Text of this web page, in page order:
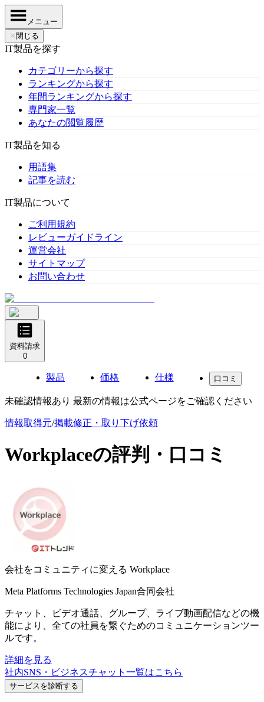
メニュー
✕ 閉じる
IT製品を探す
カテゴリーから探す
ランキングから探す
年間ランキングから探す
専門家一覧
あなたの閲覧履歴
IT製品を知る
用語集
記事を読む
IT製品について
ご利用規約
レビューガイドライン
運営会社
サイトマップ
お問い合わせ
資料請求
0
製品 価格 仕様 口コミ
未確認情報あり 最新の情報は公式ページをご確認ください
情報取得元/掲載修正・取り下げ依頼
Workplaceの評判・口コミ
会社をコミュニティに変える Workplace
Meta Platforms Technologies Japan合同会社
チャット、ビデオ通話、グループ、ライブ動画配信などの機
能により、全ての社員を繋ぐためのコミュニケーションツー
ルです。
詳細を見る
社内SNS・ビジネスチャット 一覧はこちら
サービスを診断する